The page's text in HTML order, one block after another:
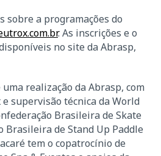
sobre a programações do
. As inscrições e o
no site da Abrasp,
realização da Abrasp, com
supervisão técnica da World
Brasileira de Skate
Brasileira de Stand Up Paddle
tem o copatrocínio de